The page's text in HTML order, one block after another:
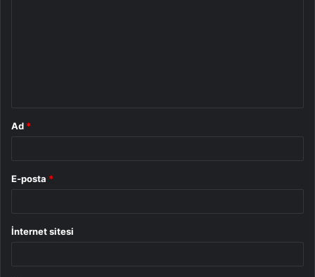
Ad *
E-posta *
İnternet sitesi